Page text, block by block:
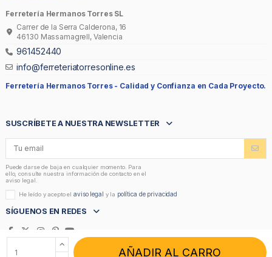
AÑADIR AL CARRO
Ferretería Hermanos Torres SL
Carrer de la Serra Calderona, 16
46130 Massamagrell, Valencia
961452440
info@ferreteriatorresonline.es
Ferretería Hermanos Torres - Calidad y Confianza en Cada Proyecto.
SUSCRÍBETE A NUESTRA NEWSLETTER
Puede darse de baja en cualquier momento. Para
ello, consulte nuestra información de contacto en el
aviso legal.
He leído y acepto elaviso legal y la política de privacidad
SÍGUENOS EN REDES